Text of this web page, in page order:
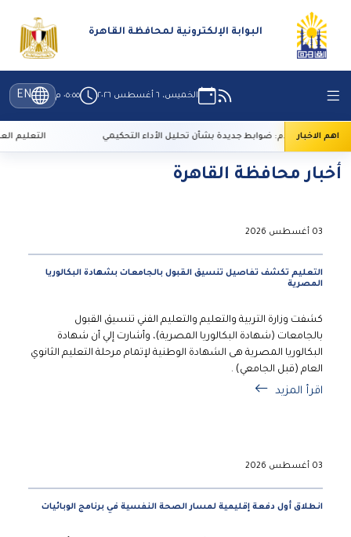
البوابة الإلكترونية لمحافظة القاهرة
الخميس، ٦ أغسطس ٢٠٢٦ ٠٥:٥٥ م EN
اهم الاخبار
الأعلى للإعلام: ضوابط جديدة بشأن تحليل الأداء التحكيمي التعليم العالي: 29 ألف طالب سجلوا رغباتهم في تنسيق المرحلة الأولى
أخبار محافظة القاهرة
03 أغسطس 2026
التعليم تكشف تفاصيل تنسيق القبول بالجامعات بشهادة البكالوريا
المصرية
كشفت وزارة التربية والتعليم والتعليم الفني تنسيق القبول
بالجامعات (شهادة البكالوريا المصرية)، وأشارت إلي أن شهادة
البكالوريا المصرية هى الشهادة الوطنية لإتمام مرحلة التعليم الثانوي
العام (قبل الجامعي) .
اقرأ المزيد
03 أغسطس 2026
انطلاق أول دفعة إقليمية لمسار الصحة النفسية في برنامج الوبائيات